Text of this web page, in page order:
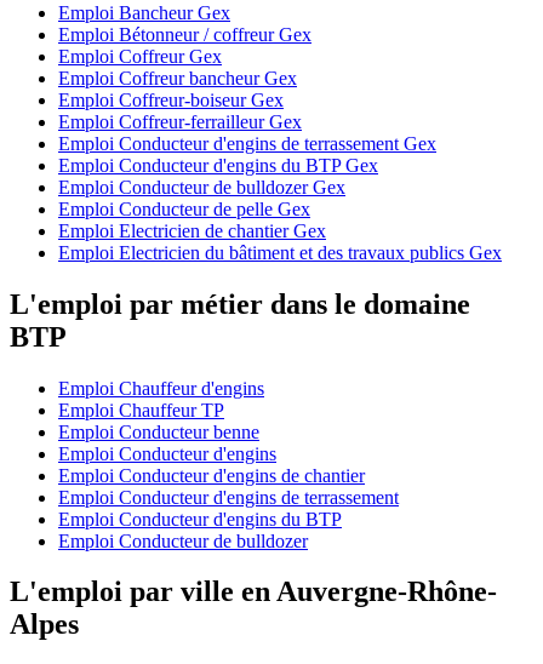
Emploi Bancheur Gex
Emploi Bétonneur / coffreur Gex
Emploi Coffreur Gex
Emploi Coffreur bancheur Gex
Emploi Coffreur-boiseur Gex
Emploi Coffreur-ferrailleur Gex
Emploi Conducteur d'engins de terrassement Gex
Emploi Conducteur d'engins du BTP Gex
Emploi Conducteur de bulldozer Gex
Emploi Conducteur de pelle Gex
Emploi Electricien de chantier Gex
Emploi Electricien du bâtiment et des travaux publics Gex
L'emploi par métier dans le domaine
BTP
Emploi Chauffeur d'engins
Emploi Chauffeur TP
Emploi Conducteur benne
Emploi Conducteur d'engins
Emploi Conducteur d'engins de chantier
Emploi Conducteur d'engins de terrassement
Emploi Conducteur d'engins du BTP
Emploi Conducteur de bulldozer
L'emploi par ville en Auvergne-Rhône-
Alpes